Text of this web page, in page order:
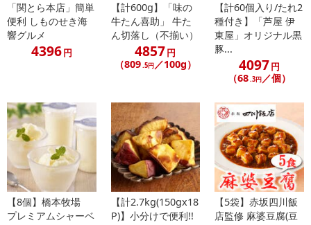
【発送・お届け・商品について】
※お申込み頂きました商品の同梱、お届けの日時指定はいたしかね
ます。
※お客様のご都合でお受取りいただけない場合、商品の再発送や返
不在票にてご対応ください。
※発送予定日は前後する場合がございます。また商品によって発送
日が異なります。
※dショッピングサンプル百貨店よりお届けする商品は、ご利用いた
だいた後のご感想をいただくことを目的としており、転売等は固く
禁じます。
転売等、目的以外での利用が確認された場合は、サービス利用を停
「関とら本店」簡単
便利 しものせき海
響グルメ
4396円
【計600g】「味の
牛たん喜助」 牛た
ん切落し（不揃い）
4857円
（809.5円／100g）
【計60個入り/たれ2
種付き】「芦屋 伊
東屋」オリジナル黒
豚...
4097円
（68.3円／個）
【8個】橋本牧場
プレミアムシャーベ
【計2.7kg(150gx18
P)】小分けで便利!!
【5袋】赤坂四川飯
店監修 麻婆豆腐(豆